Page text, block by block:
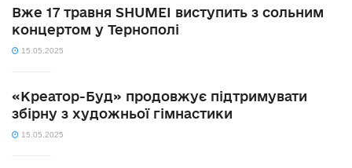
Вже 17 травня SHUMEI виступить з сольним
концертом у Тернополі
15.05.2025
«Креатор-Буд» продовжує підтримувати
збірну з художньої гімнастики
15.05.2025